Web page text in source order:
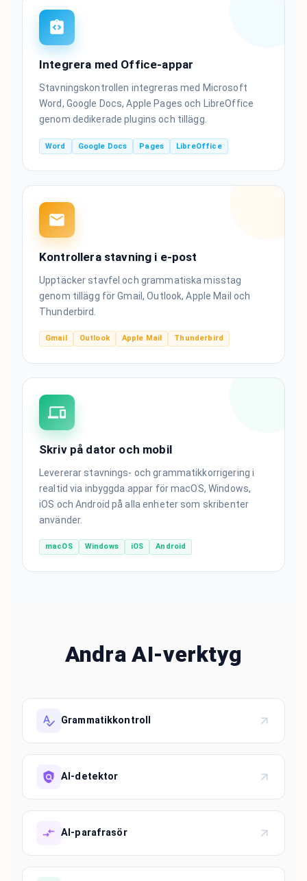
Integrera med Office-appar
Stavningskontrollen integreras med Microsoft
Word, Google Docs, Apple Pages och LibreOffice
genom dedikerade plugins och tillägg.
Word Google Docs Pages LibreOffice
Kontrollera stavning i e-post
Upptäcker stavfel och grammatiska misstag
genom tillägg för Gmail, Outlook, Apple Mail och
Thunderbird.
Gmail Outlook Apple Mail Thunderbird
Skriv på dator och mobil
Levererar stavnings- och grammatikkorrigering i
realtid via inbyggda appar för macOS, Windows,
iOS och Android på alla enheter som skribenter
använder.
macOS Windows iOS Android
Andra AI-verktyg
Grammatikkontroll
AI-detektor
AI-parafrasör